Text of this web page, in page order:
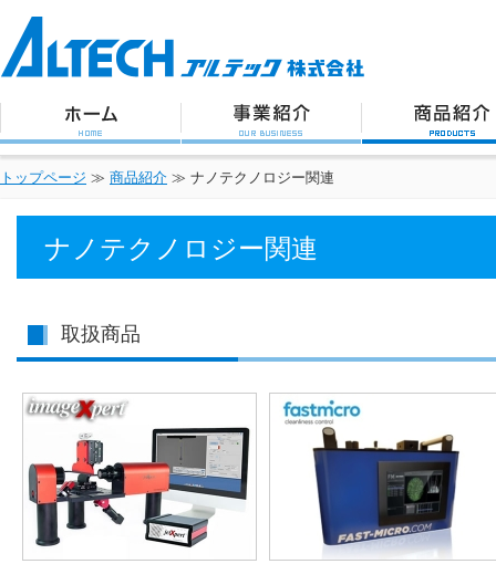
トップページ ≫ 商品紹介 ≫ ナノテクノロジー関連
ナノテクノロジー関連
取扱商品